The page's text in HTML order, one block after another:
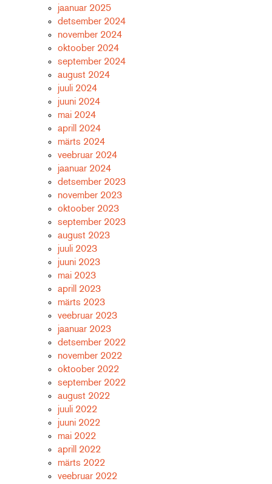
jaanuar 2025
detsember 2024
november 2024
oktoober 2024
september 2024
august 2024
juuli 2024
juuni 2024
mai 2024
aprill 2024
märts 2024
veebruar 2024
jaanuar 2024
detsember 2023
november 2023
oktoober 2023
september 2023
august 2023
juuli 2023
juuni 2023
mai 2023
aprill 2023
märts 2023
veebruar 2023
jaanuar 2023
detsember 2022
november 2022
oktoober 2022
september 2022
august 2022
juuli 2022
juuni 2022
mai 2022
aprill 2022
märts 2022
veebruar 2022